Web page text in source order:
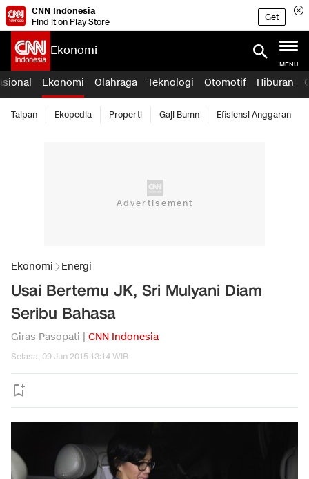
CNN Indonesia
Find it on Play Store
Get
Ekonomi
MENU
Ekonomi Olahraga Teknologi Otomotif Hiburan
Taipan Ekopedia Properti Gaji Bumn Efisiensi Anggaran
Ekonomi Energi
Usai Bertemu JK, Sri Mulyani Diam
Seribu Bahasa
Giras Pasopati | CNN Indonesia
Selasa, 09 Jun 2015 13:14 WIB